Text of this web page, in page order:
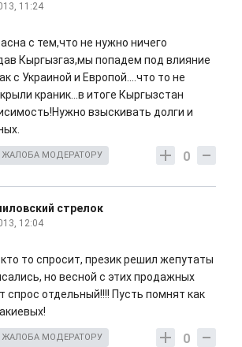
11:24
с тем,что не нужно ничего
Кыргызгаз,мы попадем под влияние
с Украиной и Европой....что то не
краник...в итоге Кыргызстан
взыскивать долги и
0
ЖАЛОБА МОДЕРАТОРУ
стрелок
12:04
то спросит, презик решил жепутаты
но весной с этих продажных
спрос отдельный!!!! Пусть помнят как
0
ЖАЛОБА МОДЕРАТОРУ